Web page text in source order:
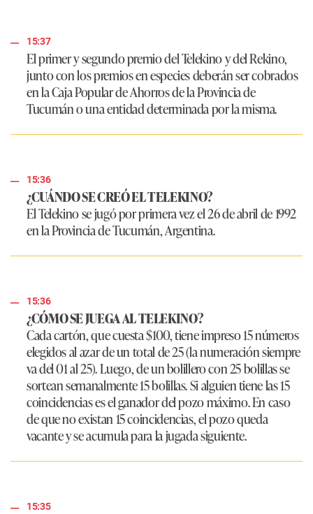
15:37
El primer y segundo premio del Telekino y del Rekino,
junto con los premios en especies deberán ser cobrados
en la Caja Popular de Ahorros de la Provincia de
Tucumán o una entidad determinada por la misma.
15:36
¿CUÁNDO SE CREÓ EL TELEKINO?
El Telekino se jugó por primera vez el 26 de abril de 1992
en la Provincia de Tucumán, Argentina.
15:36
¿CÓMO SE JUEGA AL TELEKINO?
Cada cartón, que cuesta $100, tiene impreso 15 números
elegidos al azar de un total de 25 (la numeración siempre
va del 01 al 25). Luego, de un bolillero con 25 bolillas se
sortean semanalmente 15 bolillas. Si alguien tiene las 15
coincidencias es el ganador del pozo máximo. En caso
de que no existan 15 coincidencias, el pozo queda
vacante y se acumula para la jugada siguiente.
15:35